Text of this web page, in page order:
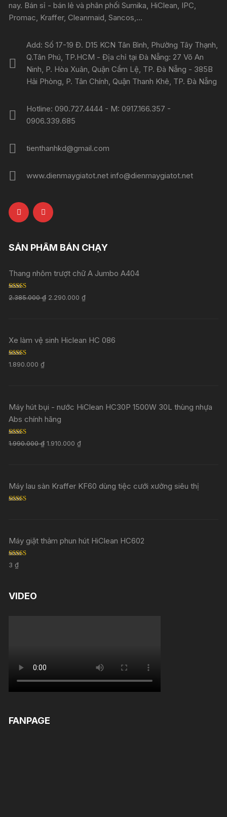
nay. Bán sỉ - bán lẻ và phân phối Sumika, HiClean, IPC,
Promac, Kraffer, Cleanmaid, Sancos,...
Add: Số 17-19 Đ. D15 KCN Tân Bình, Phường Tây Thạnh,
Q.Tân Phú, TP.HCM - Địa chỉ tại Đà Nẵng: 27 Võ An
Ninh, P. Hòa Xuân, Quận Cẩm Lệ, TP. Đà Nẵng - 385B
Hải Phòng, P. Tân Chính, Quận Thanh Khê, TP. Đà Nẵng
Hotline: 090.727.4444 - M: 0917.166.357 -
0906.339.685
tienthanhkd@gmail.com
www.dienmaygiatot.net info@dienmaygiatot.net
SẢN PHẨM BÁN CHẠY
Thang nhôm trượt chữ A Jumbo A404
Rated 5.00
out of 5
2.385.000₫ 2.290.000₫
Xe làm vệ sinh Hiclean HC 086
Rated 5.00
out of 5
1.890.000₫
Máy hút bụi - nước HiClean HC30P 1500W 30L thùng nhựa
Abs chính hãng
Rated 5.00
out of 5
1.990.000₫ 1.910.000₫
Máy lau sàn Kraffer KF60 dùng tiệc cưới xưởng siêu thị
Máy giặt thảm phun hút HiClean HC602
Rated
out of 5
3₫
VIDEO
FANPAGE